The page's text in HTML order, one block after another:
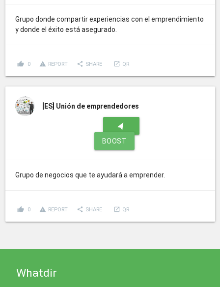
Grupo donde compartir experiencias con el emprendimiento
y donde el éxito está asegurado.
thumb_up 0 report_problem REPORT share SHARE launch QR
[ES] Unión de emprendedores
navigation
BOOST
Grupo de negocios que te ayudará a emprender.
thumb_up 0 report_problem REPORT share SHARE launch QR
Whatdir